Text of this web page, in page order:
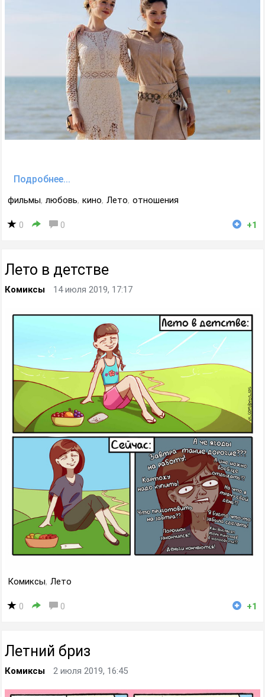
Подробнее...
фильмы, любовь, кино, Лето, отношения
0 0 +1
Лето в детстве
Комиксы 14 июля 2019, 17:17
Комиксы, Лето
0 0 +1
Летний бриз
Комиксы 2 июля 2019, 16:45